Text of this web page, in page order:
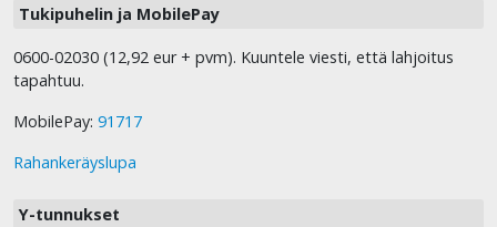
Tukipuhelin ja MobilePay
0600-02030 (12,92 eur + pvm). Kuuntele viesti, että lahjoitus
tapahtuu.
MobilePay: 91717
Rahankeräyslupa
Y-tunnukset